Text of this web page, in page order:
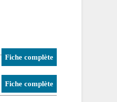
Fiche complète
Fiche complète